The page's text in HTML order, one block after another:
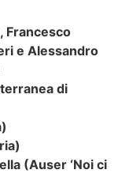
Francesco
e Alessandro
di
(Auser ‘Noi ci